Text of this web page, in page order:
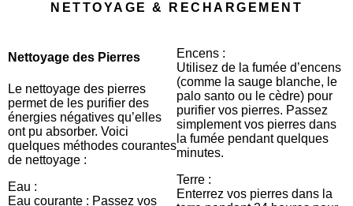
NETTOYAGE & RECHARGEMENT
Nettoyage des Pierres
Le nettoyage des pierres
permet de les purifier des
énergies négatives qu’elles
ont pu absorber. Voici
quelques méthodes courantes
de nettoyage :
Eau :
Eau courante : Passez vos
Encens :
Utilisez de la fumée d’encens
(comme la sauge blanche, le
palo santo ou le cèdre) pour
purifier vos pierres. Passez
simplement vos pierres dans
la fumée pendant quelques
minutes.
Terre :
Enterrez vos pierres dans la